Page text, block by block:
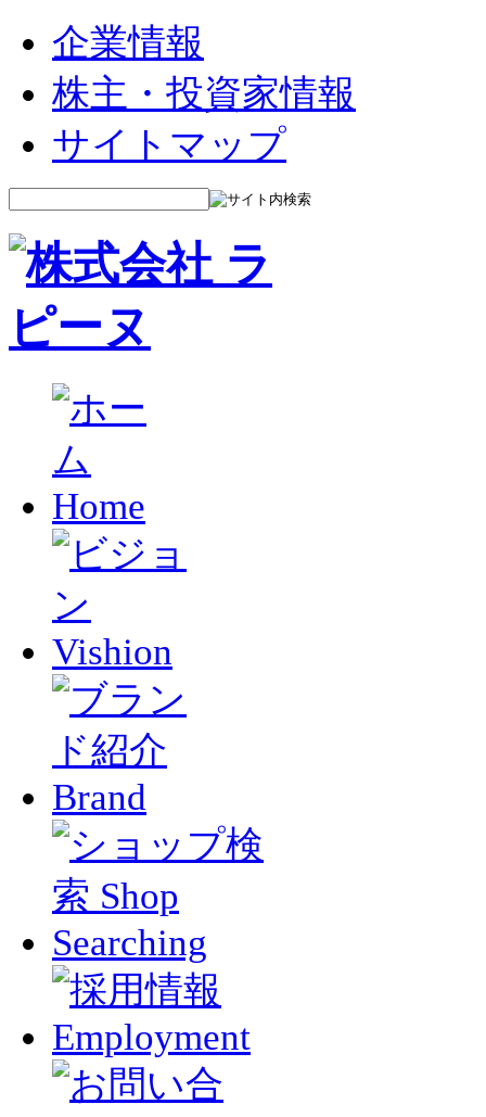
企業情報
株主・投資家情報
サイトマップ